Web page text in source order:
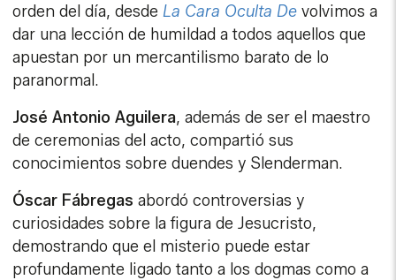
orden del día, desdeLa Cara Oculta De volvimos a
dar una lección de humildad a todos aquellos que
apuestan por un mercantilismo barato de lo
paranormal.
José Antonio Aguilera, además de ser el maestro
de ceremonias del acto, compartió sus
conocimientos sobre duendes y Slenderman.
Óscar Fábregasabordó controversias y
curiosidades sobre la figura de Jesucristo,
demostrando que el misterio puede estar
profundamente ligado tanto a los dogmas como a